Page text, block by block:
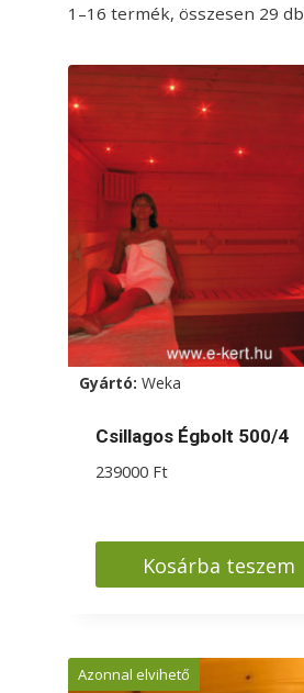
1–16 termék, összesen 29 db
Gyártó: Weka
Csillagos Égbolt 500/4
239000 Ft
Kosárba teszem
Azonnal elvihető